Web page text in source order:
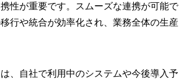
性が重要です。スムーズな連携が可能で
行や統合が効率化され、業務全体の生産
、自社で利用中のシステムや今後導入予